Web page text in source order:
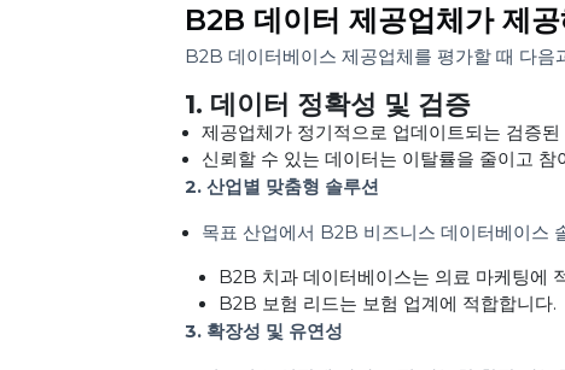
신뢰할 수 있는 B2B 연락처 데이터베이
마케팅 성공을 위한 검증된 B2B 회사
개선합니다.
B2B 데이터 제공업체가
B2B 데이터베이스 제공업체를 평가할 때
1. 데이터 정확성 및 검증
제공업체가 정기적으로 업데이트되는
신뢰할 수 있는 데이터는 이탈률을 줄이
2. 산업별 맞춤형 솔루션